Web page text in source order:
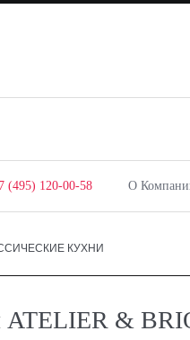
(495) 120-00-58 О
КУХНИ
ATELIER &